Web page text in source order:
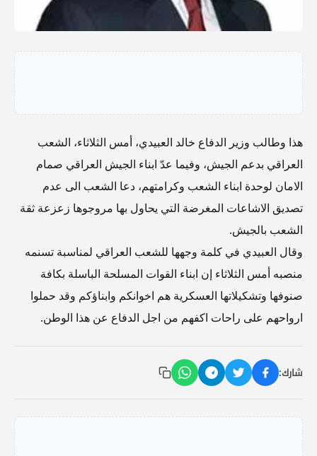
هذا وطالب وزير الدفاع خالد العبيدي، أمس الثلاثاء، الشعب
العراقي بدعم الجيش، وفيما عدّ ابناء الجيش العراقي صمام
الامان لوحدة ابناء الشعب وكرامتهم، دعا الشعب الى عدم
تصديق الاشاعات المغرضة التي يحاول بها مروجوها زعزعة ثقة
الشعب بالجيش.
وقال العبيدي في كلمة وجهها للشعب العراقي لمناسبة تسنمه
منصبه أمس الثلاثاء إن ابناء القوات المسلحة الباسلة بكافة
صنوفها وتشكيلاتها العسكرية هم اخوانكم وابناؤكم وقد حملوا
ارواحهم على راحات اكفهم من اجل الدفاع عن هذا الوطن.
شارك: